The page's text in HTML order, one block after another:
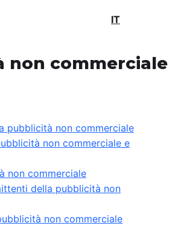
IT
non commerciale
pubblicità non commerciale
non commerciale e
non commerciale
della pubblicità non
non commerciale